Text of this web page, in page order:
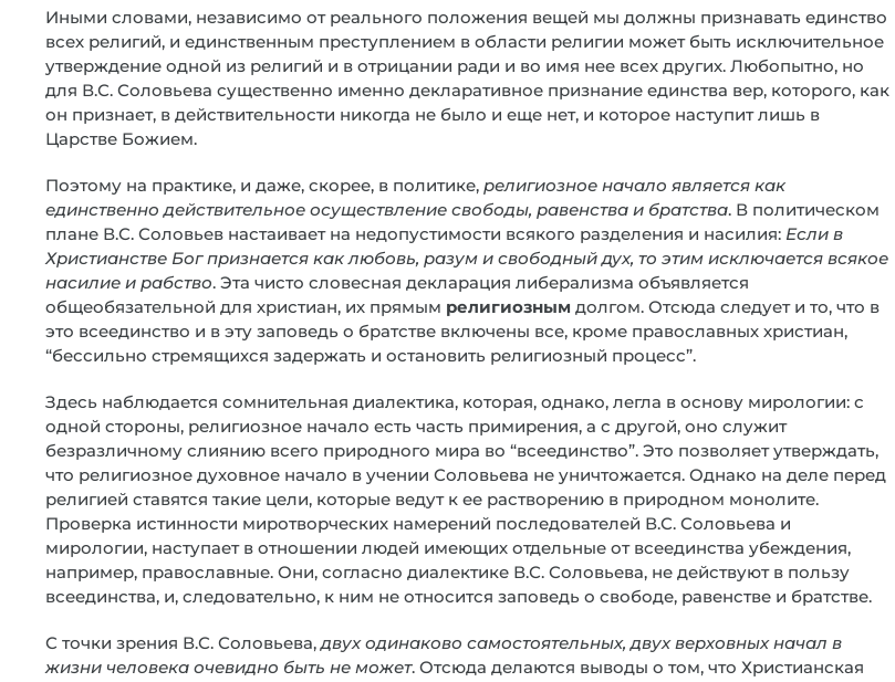
Иными словами, независимо от реального положения вещей мы должны признавать единство
всех религий, и единственным преступлением в области религии может быть исключительное
утверждение одной из религий и в отрицании ради и во имя нее всех других. Любопытно, но
для В.С. Соловьева существенно именно декларативное признание единства вер, которого, как
он признает, в действительности никогда не было и еще нет, и которое наступит лишь в
Царстве Божием.
Поэтому на практике, и даже, скорее, в политике, религиозное начало является как
единственно действительное осуществление свободы, равенства и братства. В политическом
плане В.С. Соловьев настаивает на недопустимости всякого разделения и насилия: Если в
Христианстве Бог признается как любовь, разум и свободный дух, то этим исключается всякое
насилие и рабство. Эта чисто словесная декларация либерализма объявляется
общеобязательной для христиан, их прямым религиозным долгом. Отсюда следует и то, что в
это всеединство и в эту заповедь о братстве включены все, кроме православных христиан,
“бессильно стремящихся задержать и остановить религиозный процесс”.
Здесь наблюдается сомнительная диалектика, которая, однако, легла в основу мирологии: с
одной стороны, религиозное начало есть часть примирения, а с другой, оно служит
безразличному слиянию всего природного мира во “всеединство”. Это позволяет утверждать,
что религиозное духовное начало в учении Соловьева не уничтожается. Однако на деле перед
религией ставятся такие цели, которые ведут к ее растворению в природном монолите.
Проверка истинности миротворческих намерений последователей В.С. Соловьева и
мирологии, наступает в отношении людей имеющих отдельные от всеединства убеждения,
например, православные. Они, согласно диалектике В.С. Соловьева, не действуют в пользу
всеединства, и, следовательно, к ним не относится заповедь о свободе, равенстве и братстве.
С точки зрения В.С. Соловьева,двух одинаково самостоятельных, двух верховных начал в
жизни человека очевидно быть не может. Отсюда делаются выводы о том, что Христианская